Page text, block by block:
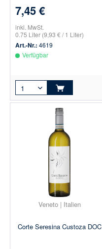
7,45 €
inkl. MwSt.
0.75 Liter (9,93 € / 1 Liter)
Art.-Nr.: 4619
Verfügbar
Veneto | Italien
Corte Seresina Custoza DOC